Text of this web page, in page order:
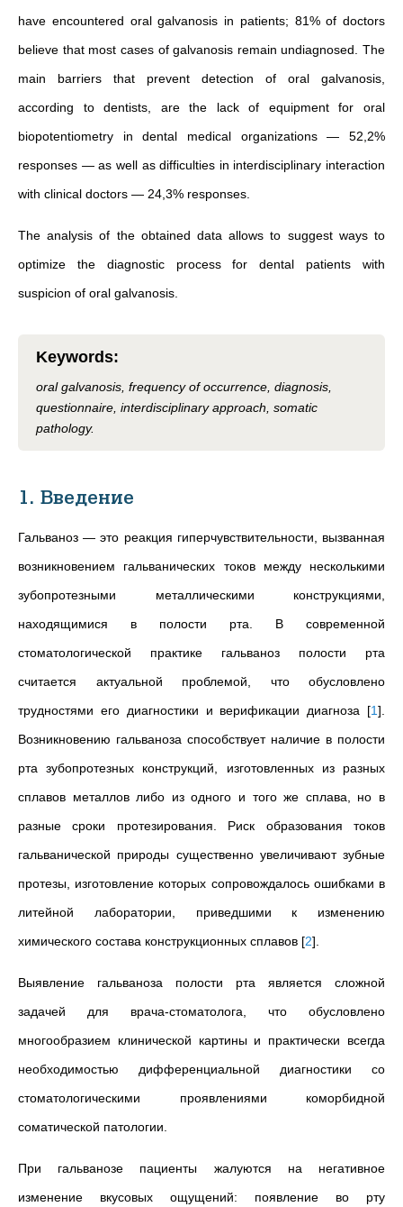
have encountered oral galvanosis in patients; 81% of doctors
believe that most cases of galvanosis remain undiagnosed. The
main barriers that prevent detection of oral galvanosis,
according to dentists, are the lack of equipment for oral
biopotentiometry in dental medical organizations — 52,2%
responses — as well as difficulties in interdisciplinary interaction
with clinical doctors — 24,3% responses.
The analysis of the obtained data allows to suggest ways to
optimize the diagnostic process for dental patients with
suspicion of oral galvanosis.
Keywords:
oral galvanosis, frequency of occurrence, diagnosis,
questionnaire, interdisciplinary approach, somatic
pathology.
1. Введение
Гальваноз — это реакция гиперчувствительности, вызванная
возникновением гальванических токов между несколькими
зубопротезными металлическими конструкциями,
находящимися в полости рта. В современной
стоматологической практике гальваноз полости рта
считается актуальной проблемой, что обусловлено
трудностями его диагностики и верификации диагноза [1]
Возникновению гальваноза способствует наличие в полости
рта зубопротезных конструкций, изготовленных из разных
сплавов металлов либо из одного и того же сплава, но в
разные сроки протезирования. Риск образования токов
гальванической природы существенно увеличивают зубные
протезы, изготовление которых сопровождалось ошибками в
литейной лаборатории, приведшими к изменению
химического состава конструкционных сплавов [2]
Выявление гальваноза полости рта является сложной
задачей для врача-стоматолога, что обусловлено
многообразием клинической картины и практически всегда
необходимостью дифференциальной диагностики со
стоматологическими проявлениями коморбидной
соматической патологии.
При гальванозе пациенты жалуются на негативное
изменение вкусовых ощущений: появление во рту